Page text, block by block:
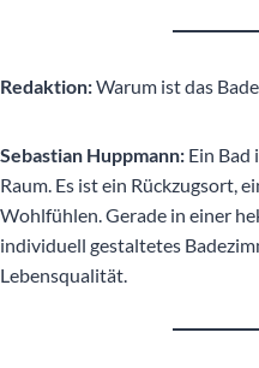
Redaktion:Warum ist das
Sebastian Huppmann: Ein
Raum. Es ist ein Rückzugsort,
Wohlfühlen. Gerade in einer
individuell gestaltetes
Lebensqualität.